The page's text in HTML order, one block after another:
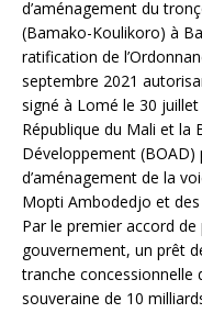
d’aménagement du
(Bamako-Koulikoro) à
ratification de
septembre 2021
signé à Lomé le 30
République du Mali et la
Développement
d’aménagement de la
Mopti Ambodedjo et des
Par le premier accord
gouvernement, un prêt
tranche concessionnelle
souveraine de 10